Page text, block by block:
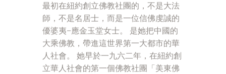
Search
最初在紐約創立佛教社團的，不是大法
師，不是名居士，而是一位信佛虔誠的
優婆夷–應金玉堂女士。 是她把中國的
大乘佛教，帶進這世界第一大都市的華
人社會。 她早於一九六二年，在紐約創
立華人社會的第一個佛教社團「美東佛